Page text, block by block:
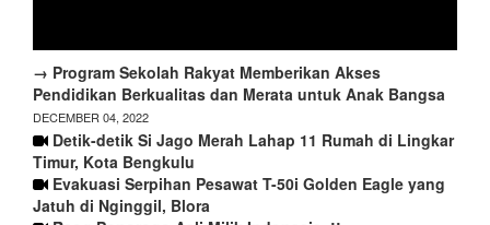
→ Program Sekolah Rakyat Memberikan Akses
Pendidikan Berkualitas dan Merata untuk Anak Bangsa
DECEMBER 04, 2022
Detik-detik Si Jago Merah Lahap 11 Rumah di Lingkar
Timur, Kota Bengkulu
Evakuasi Serpihan Pesawat T-50i Golden Eagle yang
Jatuh di Nginggil, Blora